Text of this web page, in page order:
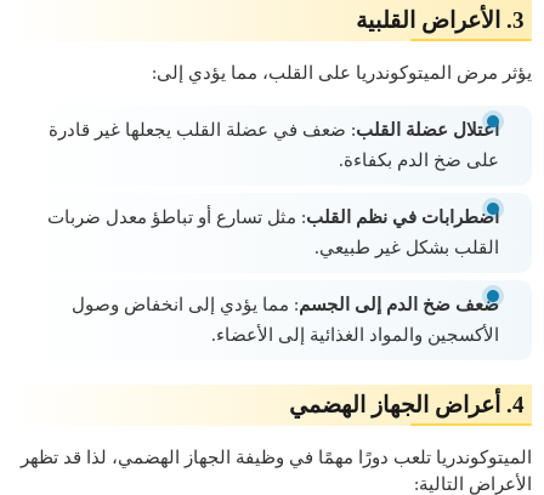
3. الأعراض القلبية
يؤثر مرض الميتوكوندريا على القلب، مما يؤدي إلى:
اعتلال عضلة القلب: ضعف في عضلة القلب يجعلها غير قادرة
على ضخ الدم بكفاءة.
اضطرابات في نظم القلب: مثل تسارع أو تباطؤ معدل ضربات
القلب بشكل غير طبيعي.
ضعف ضخ الدم إلى الجسم: مما يؤدي إلى انخفاض وصول
الأكسجين والمواد الغذائية إلى الأعضاء.
4. أعراض الجهاز الهضمي
الميتوكوندريا تلعب دورًا مهمًا في وظيفة الجهاز الهضمي، لذا قد تظهر
الأعراض التالية: